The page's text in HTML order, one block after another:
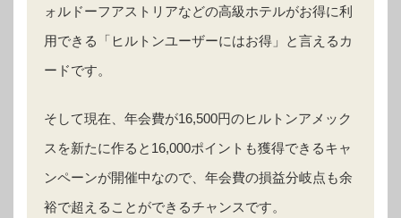
ォルドーフアストリアなどの高級ホテルがお得に利
用できる「ヒルトンユーザーにはお得」と言えるカ
ードです。
そして現在、年会費が16,500円のヒルトンアメック
スを新たに作ると16,000ポイントも獲得できるキャ
ンペーンが開催中なので、年会費の損益分岐点も余
裕で超えることができるチャンスです。